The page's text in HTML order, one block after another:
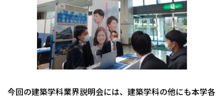
今回の建築学科業界説明会には、建築学科の他にも本学各